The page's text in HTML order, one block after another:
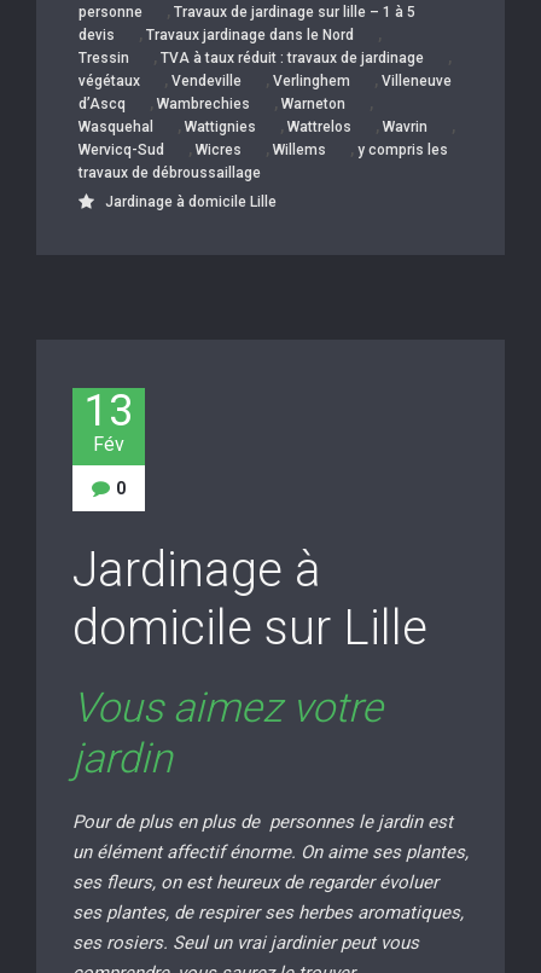
personne
, Travaux de jardinage sur lille – 1 à 5
devis
, Travaux jardinage dans le Nord ,
Tressin , TVA à taux réduit : travaux de jardinage ,
végétaux , Vendeville , Verlinghem , Villeneuve
d’Ascq
, Wambrechies , Warneton ,
Wasquehal , Wattignies , Wattrelos , Wavrin ,
Wervicq-Sud , Wicres , Willems , y compris les
travaux de débroussaillage
Jardinage à domicile Lille
13
Fév
0
Jardinage à
domicile sur Lille
Vous aimez votre
jardin
Pour de plus en plus de personnes le jardin est
un élément affectif énorme. On aime ses plantes,
ses fleurs, on est heureux de regarder évoluer
ses plantes, de respirer ses herbes aromatiques,
ses rosiers. Seul un vrai jardinier peut vous